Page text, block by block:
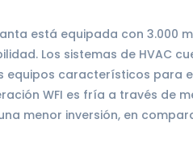
está equipada con 3.000
Los sistemas de HVAC
equipos característicos para
WFI es fría a través de
menor inversión, en